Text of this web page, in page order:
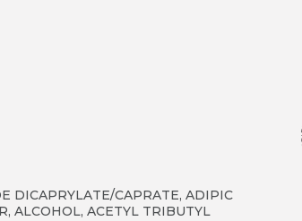
DICAPRYLATE/CAPRATE, ADIPIC
ALCOHOL, ACETYL TRIBUTYL